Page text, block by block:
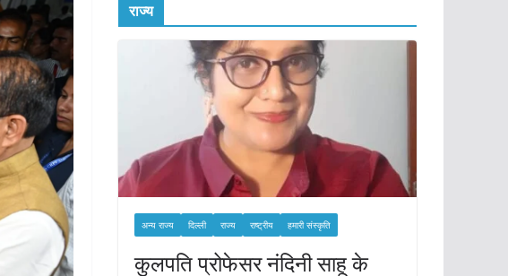
राज्य
अन्य राज्य दिल्ली राज्य राष्ट्रीय हमारी संस्कृति
कुलपति प्रोफेसर नंदिनी साहू के